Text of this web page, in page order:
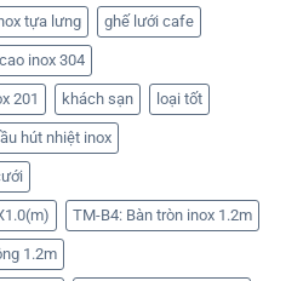
tựa lưng ghế lưới cafe
inox 304
201 khách sạn loại tốt
hút nhiệt inox
TM-B4: Bàn tròn inox 1.2m
1.2m